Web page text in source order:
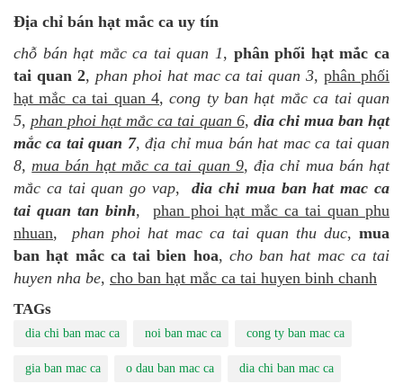
Địa chỉ bán hạt mắc ca uy tín
chỗ bán hạt mắc ca tai quan 1, phân phối hạt mắc ca
tai quan 2, phan phoi hat mac ca tai quan 3,phân phối
hạt mắc ca tai quan 4,cong ty ban hạt mắc ca tai quan
5, phan phoi hạt mắc ca tai quan 6, dia chi mua ban hạt
mắc ca tai quan 7,địa chỉ mua bán hat mac ca tai quan
8, mua bán hạt mắc ca tai quan 9,địa chỉ mua bán hạt
mắc ca tai quan go vap,dia chi mua ban hat mac ca
tai quan tan binh, phan phoi hạt mắc ca tai quan phu
nhuan, phan phoi hat mac ca tai quan thu duc, mua
ban hạt mắc ca tai bien hoa, cho ban hat mac ca tai
huyen nha be, cho ban hạt mắc ca tai huyen binh chanh
TAGs
dia chi ban mac ca noi ban mac ca cong ty ban mac ca
gia ban mac ca o dau ban mac ca dia chi ban mac ca